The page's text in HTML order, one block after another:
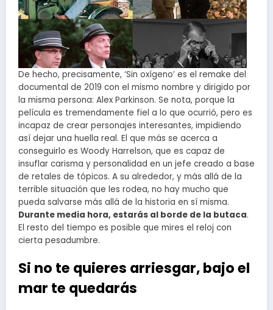
De hecho, precisamente, ‘Sin oxígeno’ es el remake del
documental de 2019 con el mismo nombre y dirigido por
la misma persona: Alex Parkinson. Se nota, porque la
película es tremendamente fiel a lo que ocurrió, pero es
incapaz de crear personajes interesantes, impidiendo
así dejar una huella real. El que más se acerca a
conseguirlo es Woody Harrelson, que es capaz de
insuflar carisma y personalidad en un jefe creado a base
de retales de tópicos. A su alrededor, y más allá de la
terrible situación que les rodea, no hay mucho que
pueda salvarse más allá de la historia en sí misma.
Durante media hora, estarás al borde de la butaca.
El resto del tiempo es posible que mires el reloj con
cierta pesadumbre.
Si no te quieres arriesgar, bajo el
mar te quedarás